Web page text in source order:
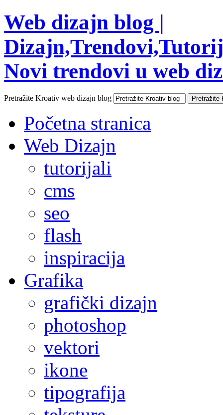
Web dizajn blog |
Novi trendovi u web
Pretražite Kroativ web dizajn blog
Početna stranica
Web Dizajn
tutorijali
cms
seo
flash
inspiracija
Grafika
grafički dizajn
photoshop
vektori
ikone
tipografija